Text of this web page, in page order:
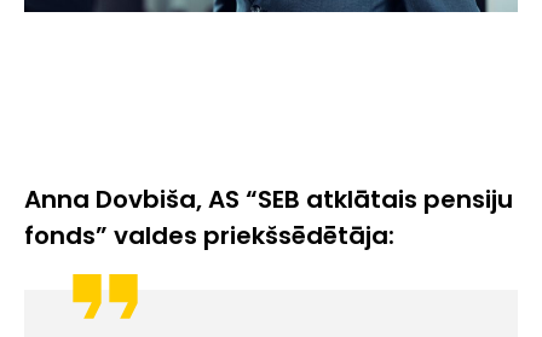
Anna Dovbiša, AS “SEB atklātais pensiju
fonds” valdes priekšsēdētāja: